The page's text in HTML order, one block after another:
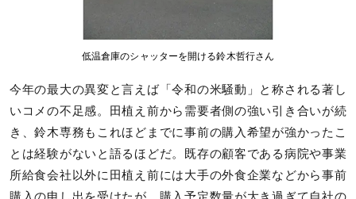
低温倉庫のシャッターを開ける鈴木哲行さん
今年の最大の異変と言えば「令和の米騒動」と称される著し
いコメの不足感。田植え前から需要者側の強い引き合いが続
き、鈴木専務もこれほどまでに事前の購入希望が強かったこ
とは経験がないと語るほどだ。既存の顧客である病院や事業
所給食会社以外に田植え前には大手の外食企業などから事前
購入の申し出を受けたが、購入予定数量が大き過ぎて自社の